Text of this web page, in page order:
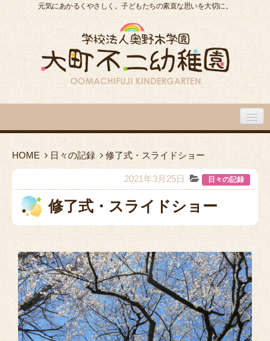
元気にあかるくやさしく。子どもたちの素直な思いを大切に。
大町不二幼稚園について
大町不二幼稚園の１日
入園のご案内
園内施設・アクセス
よくあるご質問
HOME 日々の記録 修了式・スライドショー
2021年3月25日 日々の記録
修了式・スライドショー